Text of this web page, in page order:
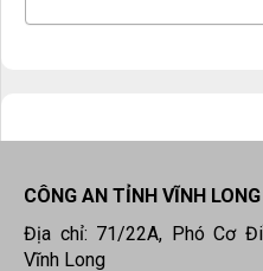
CÔNG AN TỈNH VĨNH LONG
Địa chỉ: 71/22A, Phó Cơ
Vĩnh Long